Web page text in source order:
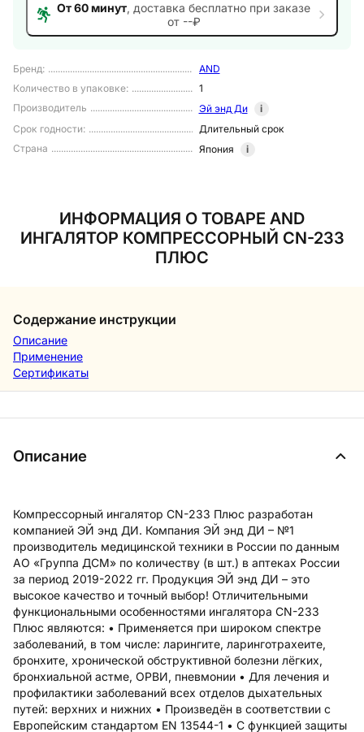
Бренд:
AND
Количество в упаковке:
1
Производитель
Эй энд Ди
i
Срок годности:
Длительный срок
Страна
Япония i
От 60 минут, доставка бесплатно при заказе
от --₽
ИНФОРМАЦИЯ О ТОВАРЕ AND
ИНГАЛЯТОР КОМПРЕССОРНЫЙ CN-233
ПЛЮС
Содержание инструкции
Описание
Применение
Сертификаты
Описание
Компрессорный ингалятор CN-233 Плюс разработан
компанией ЭЙ энд ДИ. Компания ЭЙ энд ДИ – №1
производитель медицинской техники в России по данным
АО «Группа ДСМ» по количеству (в шт.) в аптеках России
за период 2019-2022 гг. Продукция ЭЙ энд ДИ – это
высокое качество и точный выбор! Отличительными
функциональными особенностями ингалятора CN-233
Плюс являются: • Применяется при широком спектре
заболеваний, в том числе: ларингите, ларинготрахеите,
бронхите, хронической обструктивной болезни лёгких,
бронхиальной астме, ОРВИ, пневмонии • Для лечения и
профилактики заболеваний всех отделов дыхательных
путей: верхних и нижних • Произведён в соответствии с
Европейским стандартом EN 13544-1 • С функцией защиты